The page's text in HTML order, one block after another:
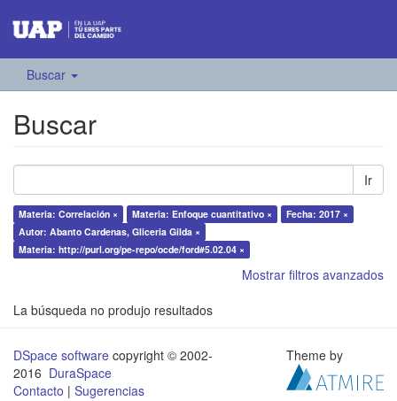
Buscar
Buscar
Ir
Materia: Correlación × Materia: Enfoque cuantitativo ×
Fecha: 2017 ×
Autor: Abanto Cardenas, Gliceria Gilda ×
Materia: http://purl.org/pe-repo/ocde/ford#5.02.04 ×
Mostrar filtros avanzados
La búsqueda no produjo resultados
DSpace software copyright © 2002-
2016 DuraSpace
Contacto | Sugerencias
Theme by